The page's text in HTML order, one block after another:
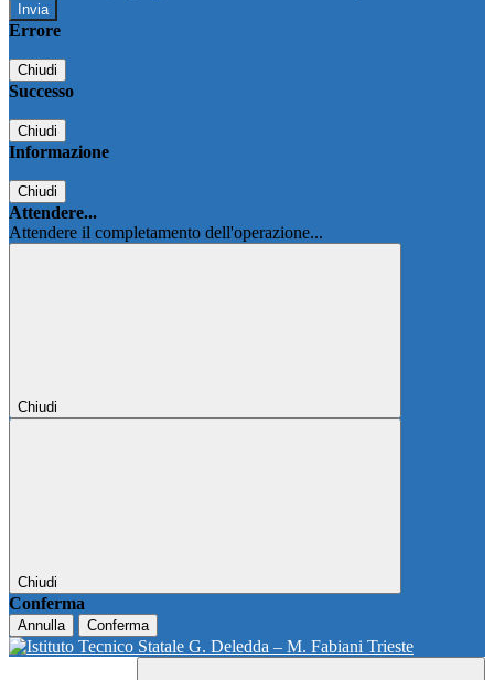
Errore
Chiudi
Successo
Chiudi
Informazione
Chiudi
Attendere...
Attendere il completamento dell'operazione...
Chiudi
Chiudi
Conferma
Annulla Conferma